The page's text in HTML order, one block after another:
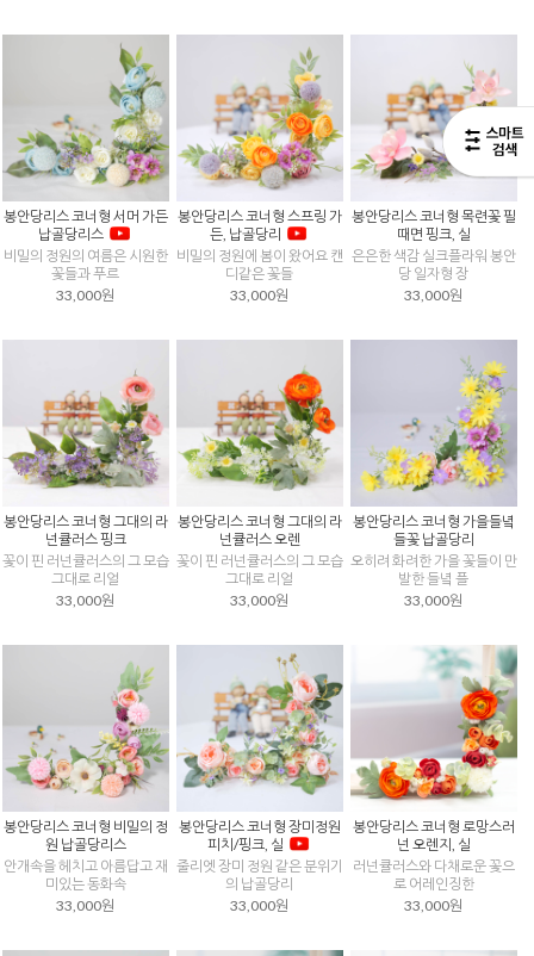
봉안당리스 코너형 서머 가든
납골당리스
비밀의 정원의 여름은 시원한
꽃들과 푸르
33,000원
봉안당리스 코너형 스프링 가
든, 납골당리
비밀의 정원에 봄이 왔어요 캔
디같은 꽃들
33,000원
봉안당리스 코너형 목련꽃 필
때면 핑크, 실
은은한 색감 실크플라워 봉안
당 일자형 장
33,000원
봉안당리스 코너형 그대의 라
넌큘러스 핑크
꽃이 핀 러넌큘러스의 그 모습
그대로 리얼
33,000원
봉안당리스 코너형 그대의 라
넌큘러스 오렌
꽃이 핀 러넌큘러스의 그 모습
그대로 리얼
33,000원
봉안당리스 코너형 가을들녘
들꽃 납골당리
오히려 화려한 가을 꽃들이 만
발한 들녘 플
33,000원
봉안당리스 코너형 비밀의 정
원 납골당리스
안개속을 헤치고 아름답고 재
미있는 동화속
33,000원
봉안당리스 코너형 장미정원
피치/핑크, 실
줄리엣 장미 정원 같은 분위기
의 납골당리
33,000원
봉안당리스 코너형 로망스러
넌 오렌지, 실
러넌큘러스와 다채로운 꽃으
로 어레인징한
33,000원